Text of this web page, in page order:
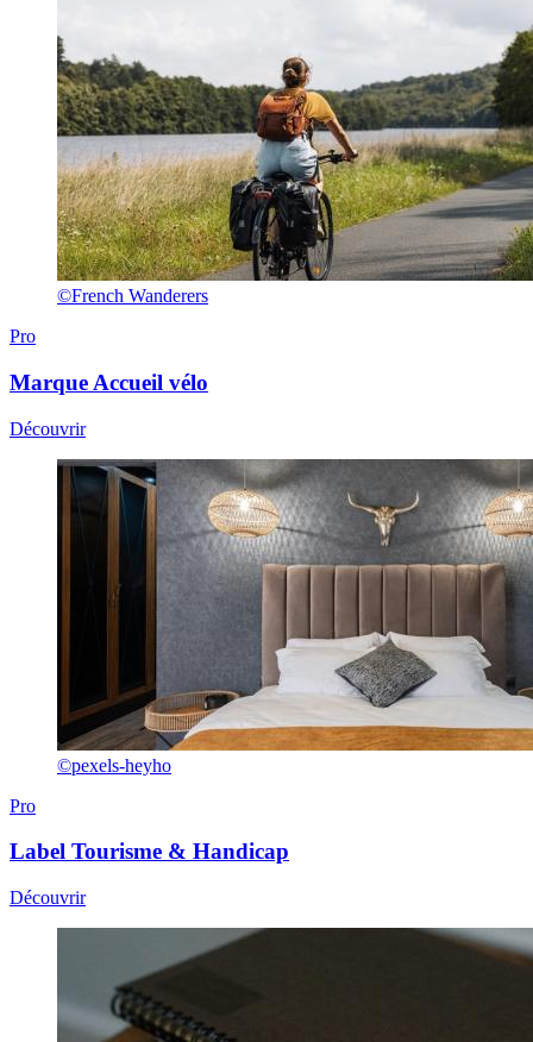
©French Wanderers
Pro
Marque Accueil vélo
Découvrir
©pexels-heyho
Pro
Label Tourisme & Handicap
Découvrir